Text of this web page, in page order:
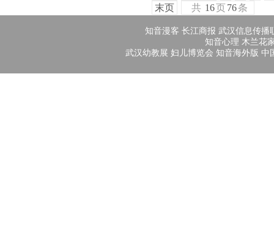
末页
共 16页76条
知音漫客 长江商报 武汉信息传播
知音心理 木兰花
武汉幼教展 妇儿博览会 知音海外版 中